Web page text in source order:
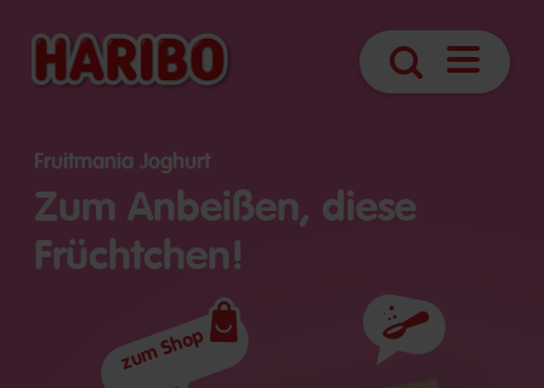
Suche
Fruitmania Joghurt
Zum Anbeißen, diese
Früchtchen!
Zutaten
zum Shop